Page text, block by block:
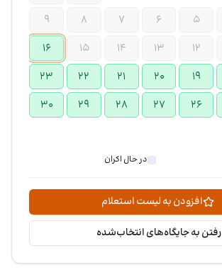
۵ ۶ ۷ ۸
۹
۱۲ ۱۳ ۱۴ ۱۵
۱۶
۱۹ ۲۰ ۲۱ ۲۲
۲۳
۲۶ ۲۷ ۲۸ ۲۹
۳۰
در حال اکران
افزودن به لیست استعلام
رفتن به جایگاه‌های انتخاب‌شده